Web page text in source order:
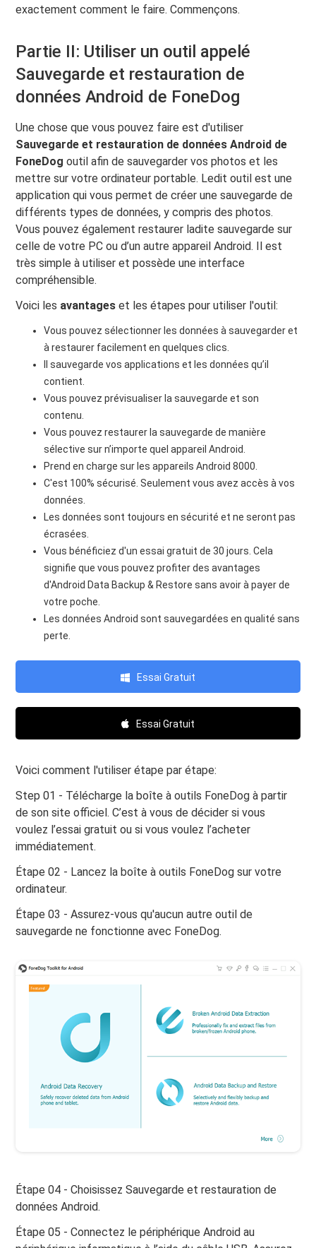
exactement comment le faire. Commençons.
Partie II: Utiliser un outil appelé
Sauvegarde et restauration de
données Android de FoneDog
Une chose que vous pouvez faire est d'utiliser
Sauvegarde et restauration de données Android de
FoneDog outil afin de sauvegarder vos photos et les
mettre sur votre ordinateur portable. Ledit outil est une
application qui vous permet de créer une sauvegarde de
différents types de données, y compris des photos.
Vous pouvez également restaurer ladite sauvegarde sur
celle de votre PC ou d’un autre appareil Android. Il est
très simple à utiliser et possède une interface
compréhensible.
Voici les avantages et les étapes pour utiliser l'outil:
Vous pouvez sélectionner les données à sauvegarder et
à restaurer facilement en quelques clics.
Il sauvegarde vos applications et les données qu’il
contient.
Vous pouvez prévisualiser la sauvegarde et son
contenu.
Vous pouvez restaurer la sauvegarde de manière
sélective sur n’importe quel appareil Android.
Prend en charge sur les appareils Android 8000.
C'est 100% sécurisé. Seulement vous avez accès à vos
données.
Les données sont toujours en sécurité et ne seront pas
écrasées.
Vous bénéficiez d'un essai gratuit de 30 jours. Cela
signifie que vous pouvez profiter des avantages
d'Android Data Backup & Restore sans avoir à payer de
votre poche.
Les données Android sont sauvegardées en qualité sans
perte.
Essai Gratuit
Essai Gratuit
Voici comment l'utiliser étape par étape:
Step 01 - Télécharge la boîte à outils FoneDog à partir
de son site officiel. C’est à vous de décider si vous
voulez l’essai gratuit ou si vous voulez l’acheter
immédiatement.
Étape 02 - Lancez la boîte à outils FoneDog sur votre
ordinateur.
Étape 03 - Assurez-vous qu'aucun autre outil de
sauvegarde ne fonctionne avec FoneDog.
Étape 04 - Choisissez Sauvegarde et restauration de
données Android.
Étape 05 - Connectez le périphérique Android au